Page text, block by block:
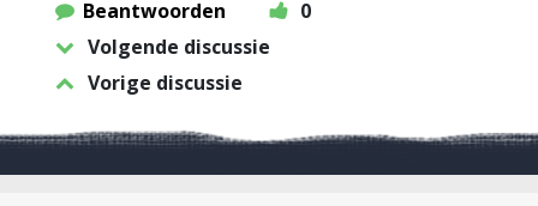
Beantwoorden
0
Volgende discussie
Vorige discussie